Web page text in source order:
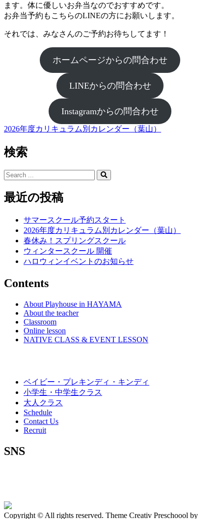
ます。体に優しいお弁当なのでおすすめです。
お弁当予約もこちらのLINEの方にお願いします。
それでは、みなさんのご予約お待ちしてます！
ホームページからの問合わせ
LINEからの問合わせ
Instagramからの問合わせ
投
稿
ビ
ゲ
2026年度カリキュラム別カレンダー（葉山）
検索
Search
for:
最近の投稿
サマースクール予約スタート
2026年度カリキュラム別カレンダー（葉山）
春休み！スプリングスクール
ウィンタースクール 開催
ハロウィンイベントのお知らせ
Contents
About Playhouse in HAYAMA
About the teacher
Classroom
Online lesson
NATIVE CLASS & EVENT LESSON
ベイビー・プレキンディ・キンディ
小学生・中学生クラス
大人クラス
Schedule
Contact Us
Recruit
SNS
Copyright © All rights reserved. Theme Creativ Preschoool by